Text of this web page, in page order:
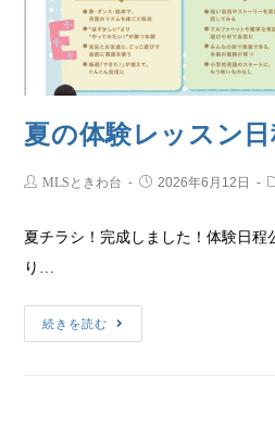
夏の体験レッスン日
MLSときわ台 2026年6月12日
夏チラシ！完成しました！体験日程
り…
続きを読む